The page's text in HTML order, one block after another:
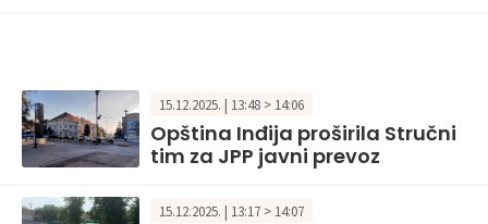
15.12.2025. | 13:48 > 14:06
Opština Inđija proširila Stručni
tim za JPP javni prevoz
15.12.2025. | 13:17 > 14:07